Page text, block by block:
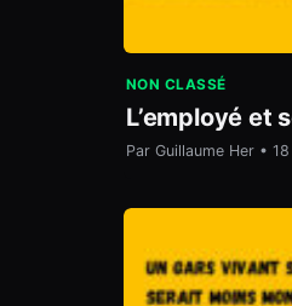
NON CLASSÉ
L’employé et
Par Guillaume Her •